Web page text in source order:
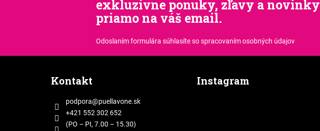
exkluzívne ponuky, zľavy a novinky
priamo na váš email.
Odoslaním formulára súhlasíteso spracovaním osobných údajov
Kontakt
podpora@puellavone.sk
+421 552 302 652
(PO – PI, 7.00 – 15.30)
Instagram